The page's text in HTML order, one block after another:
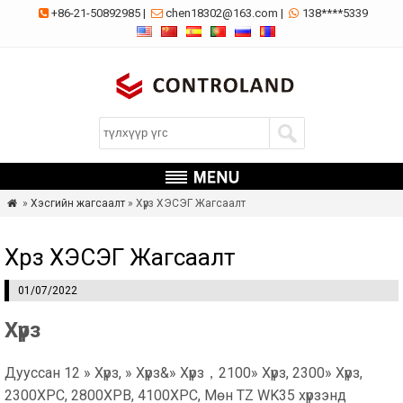
 +86-21-50892985 |  chen18302@163.com |  138****5339
 » Хэсгийн жагсаалт» Хүрз ХЭСЭГ Жагсаалт
Хүрз ХЭСЭГ Жагсаалт
01/07/2022
Хүрз
Дууссан 12 » Хүрз, » Хүрз&» Хүрз，2100» Хүрз, 2300» Хүрз,
2300XPC, 2800XPB, 4100XPC, Мөн TZ WK35 хүрзэнд